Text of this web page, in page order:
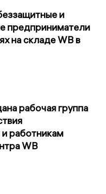
и
предприниматели
на складе WB в
рабочая группа
работникам
WB